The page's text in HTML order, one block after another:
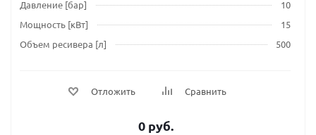
Давление [бар]
10
Мощность [кВт]
15
Объем ресивера [л]
500
Отложить Сравнить
0 руб.